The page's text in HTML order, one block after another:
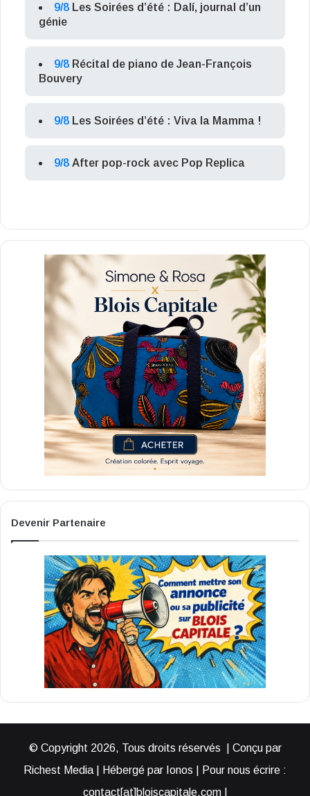
9/8 Les Soirées d’été : Dalí, journal d’un
génie
9/8 Récital de piano de Jean-François
Bouvery
9/8 Les Soirées d’été : Viva la Mamma !
9/8 After pop-rock avec Pop Replica
Devenir Partenaire
© Copyright 2026, Tous droits réservés | Conçu par
Richest Media | Hébergé par Ionos | Pour nous écrire :
contact[at]bloiscapitale.com |